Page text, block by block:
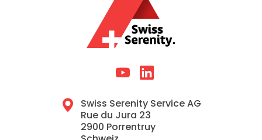
Swiss Serenity Service AG
Rue du Jura 23
2900 Porrentruy